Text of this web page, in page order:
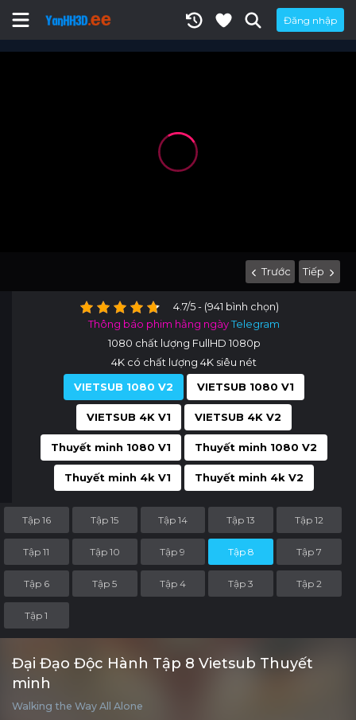
Đăng nhập
Trước Tiếp
4.7/5 - (941 bình chọn)
Thông báo phim hằng ngàyTelegram
1080 chất lượng FullHD 1080p
4K có chất lượng 4K siêu nét
VIETSUB 1080 V2
VIETSUB 1080 V1
VIETSUB 4K V1 VIETSUB 4K V2
Thuyết minh 1080 V1 Thuyết minh 1080 V2
Thuyết minh 4k V1 Thuyết minh 4k V2
Tập 16 Tập 15 Tập 14 Tập 13 Tập 12
Tập 11 Tập 10 Tập 9 Tập 8 Tập 7
Tập 6 Tập 5 Tập 4 Tập 3 Tập 2
Tập 1
Đại Đạo Độc Hành Tập 8 Vietsub Thuyết
minh
Walking the Way All Alone